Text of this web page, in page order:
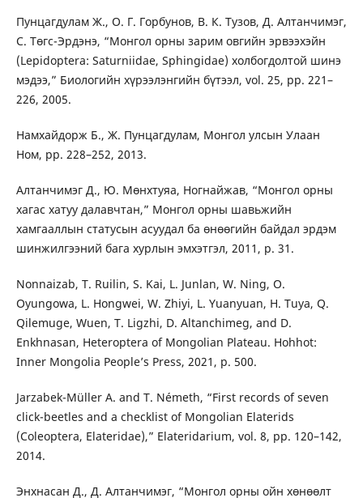
Пунцагдулам Ж., О. Г. Горбунов, В. К. Тузов, Д. Алтанчимэг,
С. Төгс-Эрдэнэ, “Монгол орны зарим овгийн эрвээхэйн
(Lepidoptera: Saturniidae, Sphingidae) холбогдолтой шинэ
мэдээ,” Биологийн хүрээлэнгийн бүтээл, vol. 25, pp. 221–
226, 2005.
Намхайдорж Б., Ж. Пунцагдулам, Монгол улсын Улаан
Ном, pp. 228–252, 2013.
Алтанчимэг Д., Ю. Мөнхтуяа, Ногнайжав, “Монгол орны
хагас хатуу далавчтан,” Монгол орны шавьжийн
хамгааллын статусын асуудал ба өнөөгийн байдал эрдэм
шинжилгээний бага хурлын эмхэтгэл, 2011, p. 31.
Nonnaizab, T. Ruilin, S. Kai, L. Junlan, W. Ning, O.
Oyungowa, L. Hongwei, W. Zhiyi, L. Yuanyuan, H. Tuya, Q.
Qilemuge, Wuen, T. Ligzhi, D. Altanchimeg, and D.
Enkhnasan, Heteroptera of Mongolian Plateau. Hohhot:
Inner Mongolia People’s Press, 2021, p. 500.
Jarzabek-Müller A. and T. Németh, “First records of seven
click-beetles and a checklist of Mongolian Elaterids
(Coleoptera, Elateridae),” Elateridarium, vol. 8, pp. 120–142,
2014.
Энхнасан Д., Д. Алтанчимэг, “Монгол орны ойн хөнөөлт